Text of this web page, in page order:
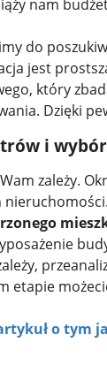
nam
do
jest
który
Dzięki
i
zależy.
etapie
o tym